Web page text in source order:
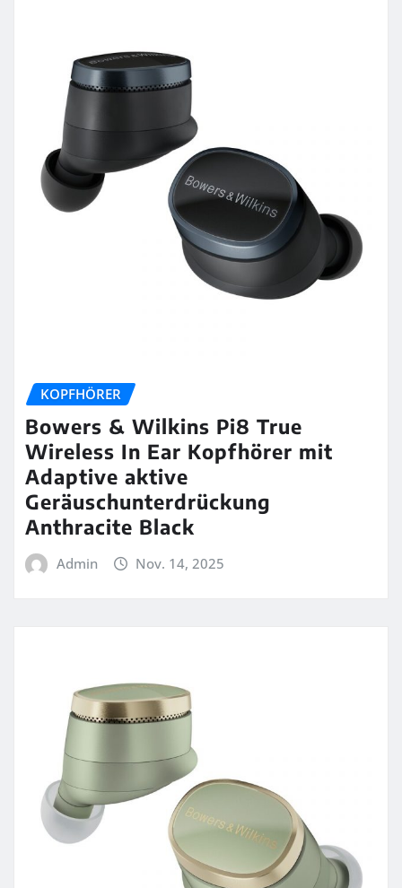
KOPFHÖRER
Bowers & Wilkins Pi8 True
Wireless In Ear Kopfhörer mit
Adaptive aktive
Geräuschunterdrückung
Anthracite Black
Admin Nov. 14, 2025